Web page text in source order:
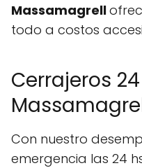
Massamagrell
todo a costos
Cerrajeros
Con nuestro
emergencia las 24